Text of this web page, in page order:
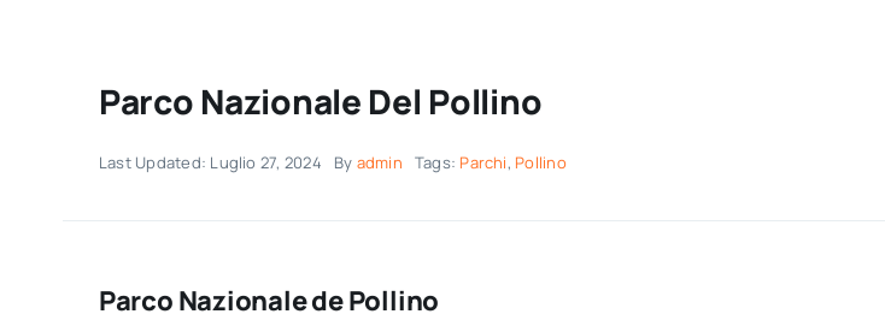
Parco Nazionale Del Pollino
Last Updated: Luglio 27, 2024 By admin Tags: Parchi, Pollino
Parco Nazionale de Pollino